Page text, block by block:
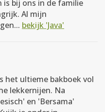
is bij ons in de familie
Al mijn
bekijk 'Java'
het ultieme bakboek vol
lekkernijen. Na
en 'Bersama'